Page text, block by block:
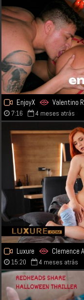
EnjoyX Valentino
7:16 4 meses atrás
Luxure Clemence
15:20 4 meses atrás